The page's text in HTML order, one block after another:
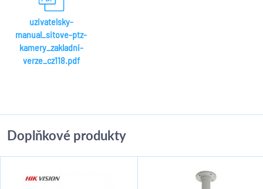
uzivatelsky-
manual_sitove-ptz-
kamery_zakladni-
verze_cz118.pdf
Doplňkové produkty